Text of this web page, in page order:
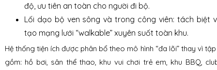
độ, ưu tiên an toàn cho người đi bộ.
Lối dạo bộ ven sông và trong công viên: tách biệt
tạo mạng lưới “walkable” xuyên suốt toàn khu.
Hệ thống tiện ích được phân bổ theo mô hình “đa lõi” thay vì
gồm: hồ bơi, sân thể thao, khu vui chơi trẻ em, khu BBQ,